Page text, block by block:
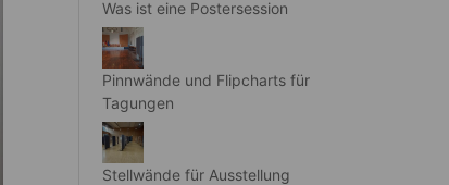
Was ist eine Postersession
Pinnwände und Flipcharts für
Tagungen
Stellwände für Ausstellung